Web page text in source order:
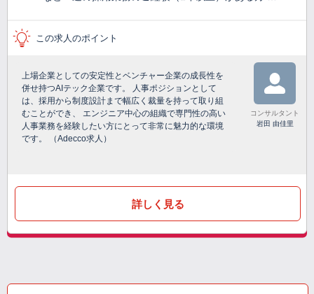
この求人のポイント
上場企業としての安定性とベンチャー企業の成長性を
併せ持つAIテック企業です。 人事ポジションとして
は、採用から制度設計まで幅広く裁量を持って取り組
むことができ、 エンジニア中心の組織で専門性の高い
人事業務を経験したい方にとって非常に魅力的な環境
です。 （Adecco求人）
コンサルタント
岩田 由佳里
詳しく見る